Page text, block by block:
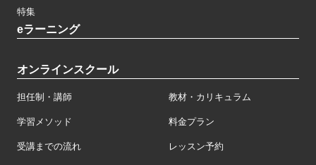
特集
eラーニング
オンラインスクール
担任制・講師 教材・カリキュラム
学習メソッド 料金プラン
受講までの流れ レッスン予約